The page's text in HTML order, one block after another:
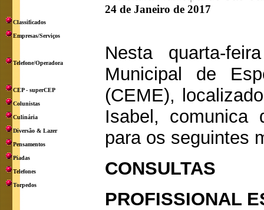
Classificados
Empresas/Serviços
Telefone/Operadora
CEP - superCEP
Colunistas
Culinária
Diversão & Lazer
Pensamentos
Piadas
Telefones
Torpedos
24 de Janeiro de 2017
Nesta quarta-
Municipal de
(CEME),
Isabel, comunica
para os seguintes
CONSULTAS
PROFISSIONAL